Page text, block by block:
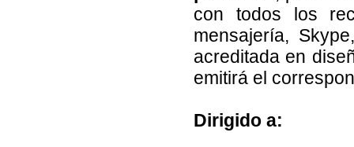
con todos los
mensajería,
acreditada en
emitirá el
Dirigido a: